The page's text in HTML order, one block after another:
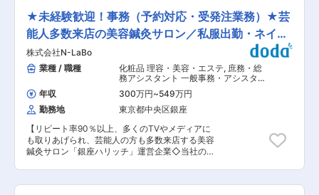
化などのモデル開発とプロダクトへの実装 ■出向
先について：RIZAPテクノロジーズ株式会社
2022年8月に新設された当社IT戦略グループ会
社。 RIZAPグループ内外のビジネスにおけるIT・
デジタル領域の開発・提供しております。 ■応募
条件：別枠記載の条件と併せて下記に該当する方
◇必須条件： ・ソフトウェア開発の標準的なスキ
ル ・Git／GitHubを用いたチーム開発経験、Linux
コマンドの操作およびDocker等のコンテナ技術
の理解 ◇歓迎条件： ・数学的素養 └線形代数、
微積分、統計学、物理演算等の深い知識 ・特定領
域における開発経験 └自然言語処理（NLP）、画
像解析、数理最適化のいずれかに関する実務経験
Cloud）環境での開発・運用経験 ・AIの実装・デ
プロイ経験 └開発したモデルをAPI化、あるいは
します。 今後店舗数増加を見込んでおり、業績好
調に伴う増員採用です。 ■業務内容： プレイン
グマネージャーとして施術と管理の両方をお任せ
します。 ・施術 ・接客 ・予約などに伴うPC作業
・SNS運用や更新の店舗運営業務 ・新人への講習
やる気次第で裁量の大きく幅広い店舗運営の業務
に携われます。 基本的に集客から店舗の運営まで
エステティシャンみんなで行っているので、独立
に必要なノウハウを一通り経験することができま
す。 ■組織： 上長にあたる方は20代後半の女性
です。子育て等もありながら無理なく働いていた
だいています。 ■ポジションの魅力： ◎即戦力と
しての採用 社長や事業部長と一緒に即戦力として
採用します。若手メンバーが多いからこそ、中途
採用の方を事業責任者や重要な意思決定を行うポ
★未経験歓迎！事務（予約対応・受発注業務）★芸
能人多数来店の美容鍼灸サロン／私服出勤・ネイル
可
株式会社N-LaBo
業種 / 職種
化粧品 理容・美容・エステ, 庶務・総
務アシスタント 一般事務・アシスタン
ト
年収 300万円~549万円
勤務地
東京都中央区銀座
【リピート率90％以上、多くのTVやメディアに
も取りあげられ、芸能人の方も多数来店する美容
鍼灸サロン「銀座ハリッチ」運営企業◇当社の予
座ハリッチ」を16店舗構え、自社化粧品事業やイ